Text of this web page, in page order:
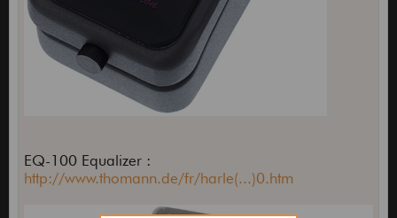
EQ-100 Equalizer :
http://www.thomann.de/fr/harle(...)0.htm